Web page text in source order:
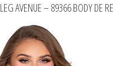
LEG AVENUE – 89366 BODY DE